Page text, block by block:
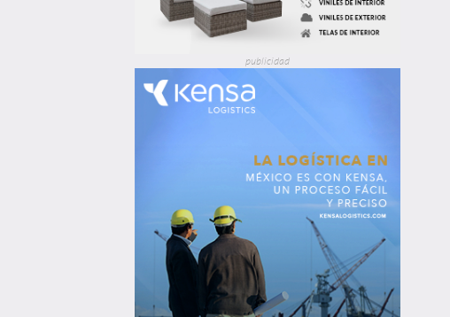
publicidad